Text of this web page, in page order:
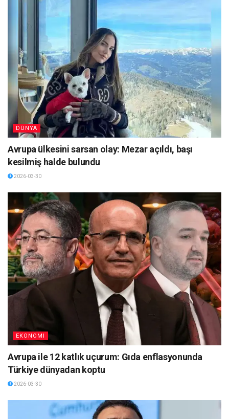
DÜNYA
Avrupa ülkesini sarsan olay: Mezar açıldı, başı
kesilmiş halde bulundu
2026-03-30
EKONOMI
Avrupa ile 12 katlık uçurum: Gıda enflasyonunda
Türkiye dünyadan koptu
2026-03-30